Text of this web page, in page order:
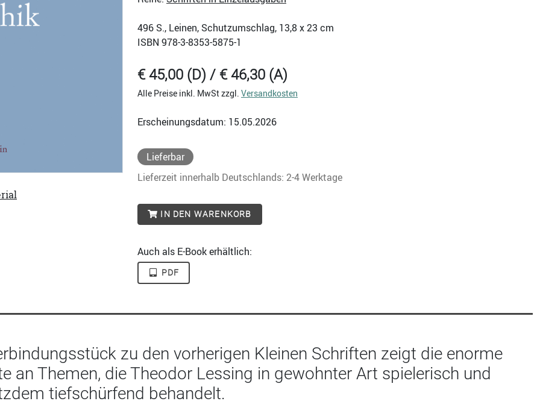
496 S., Leinen, Schutzumschlag, 13,8 x 23 cm
ISBN 978-3-8353-5875-1
€ 45,00 (D) / € 46,30 (A)
Alle Preise inkl. MwSt zzgl. Versandkosten
Erscheinungsdatum: 15.05.2026
Lieferbar
Lieferzeit innerhalb Deutschlands: 2-4 Werktage
IN DEN WARENKORB
Auch als E-Book erhältlich:
PDF
zu den vorherigen Kleinen Schriften zeigt die enorme
an Themen, die Theodor Lessing in gewohnter Art spielerisch und
tiefschürfend behandelt.